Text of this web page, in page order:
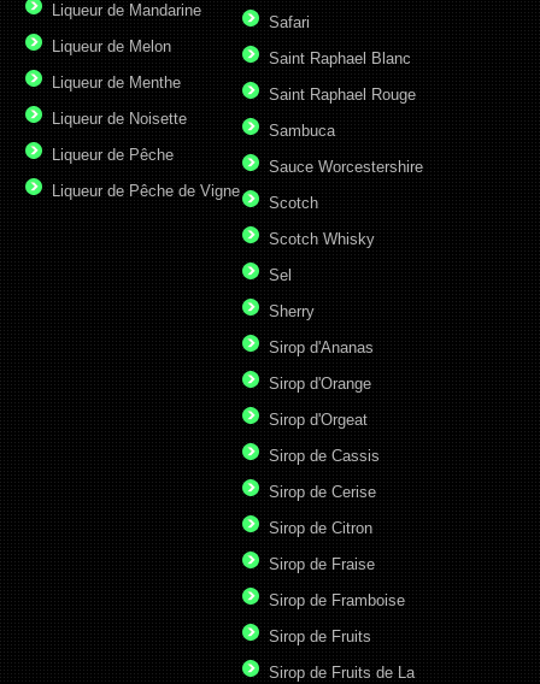
Liqueur de Mandarine
Liqueur de Melon
Liqueur de Menthe
Liqueur de Noisette
Liqueur de Pêche
Liqueur de Pêche de Vigne
Safari
Saint Raphael Blanc
Saint Raphael Rouge
Sambuca
Sauce Worcestershire
Scotch
Scotch Whisky
Sel
Sherry
Sirop d'Ananas
Sirop d'Orange
Sirop d'Orgeat
Sirop de Cassis
Sirop de Cerise
Sirop de Citron
Sirop de Fraise
Sirop de Framboise
Sirop de Fruits
Sirop de Fruits de La